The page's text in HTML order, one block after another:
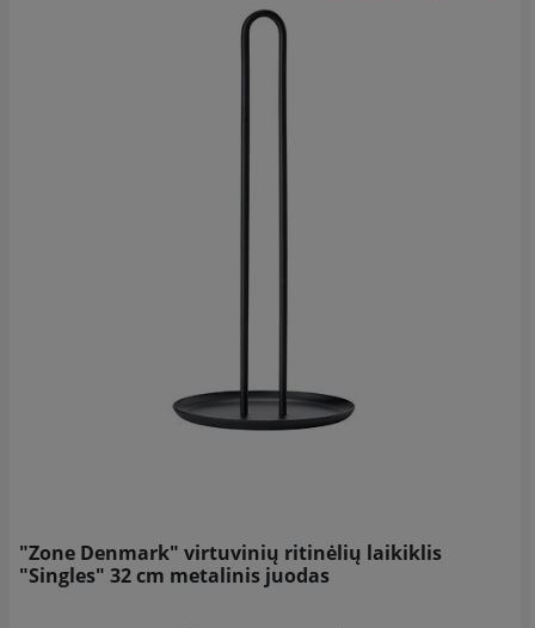
"Zone Denmark" virtuvinių ritinėlių laikiklis
"Singles" 32 cm metalinis juodas